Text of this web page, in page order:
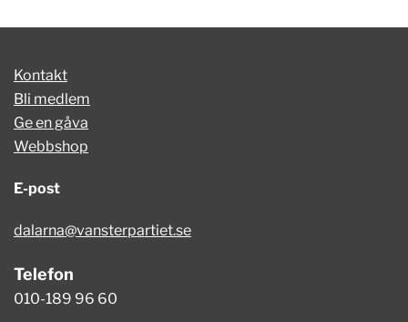
Kontakt
Bli medlem
Ge en gåva
Webbshop
E-post
dalarna@vansterpartiet.se
Telefon
010-189 96 60